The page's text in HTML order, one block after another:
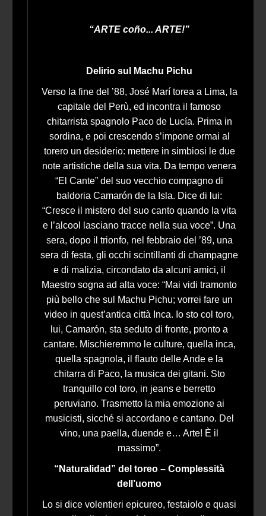
“ARTE coño... ARTE!”
Delirio sul Machu Pichu
Verso la fine del ’88, José Marí torea a Lima, la
capitale del Perù, ed incontra il famoso
chitarrista spagnolo Paco de Lucía. Prima in
sordina, e poi crescendo s’impone ormai al
torero un desiderio: mettere in simbiosi le due
note artistiche della sua vita. Da tempo venera
“El Cante” del suo vecchio compagno di
baldoria Camarón de la Isla. Dice di lui:
“Cresce il mistero del suo canto quando la vita
e l’alcool lasciano tracce nella sua voce”. Una
sera, dopo il trionfo, nel febbraio del ’89, una
sera di festa, gli occhi scintillanti di champagne
e di malizia, circondato da alcuni amici, il
Maestro sogna ad alta voce: “Mai vidi tramonto
più bello che sul Machu Pichu; vorrei fare un
video in quest’antica città Inca. Io sto col toro,
lui, Camarón, sta seduto di fronte, pronto a
cantare. Mischieremmo le culture, quella inca,
quella spagnola, il flauto delle Ande e la
chitarra di Paco, la musica dei gitani. Sto
tranquillo col toro, in jeans e berretto
peruviano. Trasmetto la mia emozione ai
musicisti, sicché si accordano e cantano. Del
vino, una paella, duende e… Arte! È il
massimo”.
“Naturalidad” del toreo – Complessità
dell’uomo
Lo si dice volentieri epicureo, festaiolo e quasi